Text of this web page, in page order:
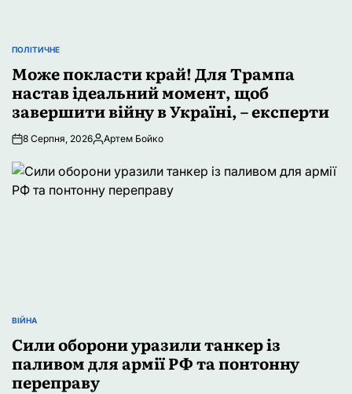
ОПУБЛІКУВАТИ
ПОЛІТИЧНЕ
Може покласти край! Для Трампа
настав ідеальний момент, щоб
завершити війну в Україні, – експерти
8 Серпня, 2026Опубліковано
Артем Бойко
ОПУБЛІКУВАТИ
ВІЙНА
Сили оборони уразили танкер із
паливом для армії РФ та понтонну
переправу